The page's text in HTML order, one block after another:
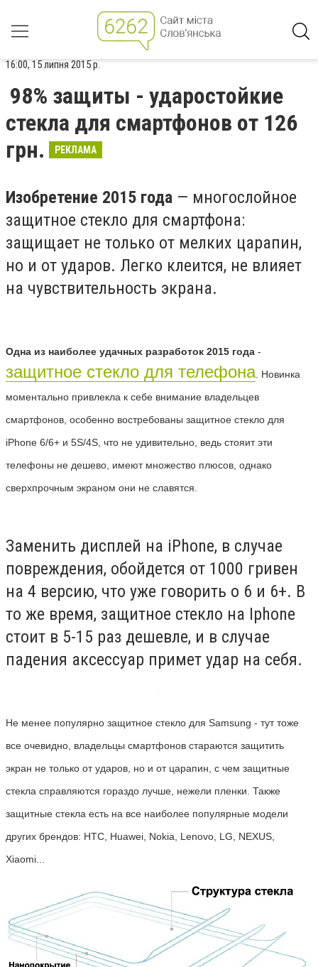
16:00, 15 липня 2015 р.
98% защиты - ударостойкие
стекла для смартфонов от 126
грн.
РЕКЛАМА
Изобретение 2015 года — многослойное
защитное стекло для смартфона:
защищает не только от мелких царапин,
но и от ударов. Легко клеится, не влияет
на чувствительность экрана.
Одна из наиболее удачных разработок 2015 года -
защитное стекло для телефона. Новинка
моментально привлекла к себе внимание владельцев
смартфонов, особенно востребованы защитное стекло для
iPhone 6/6+ и 5S/4S , что не удивительно, ведь стояит эти
телефоны не дешево, имеют множество плюсов, однако
сверхпрочным экраном они не славятся.
Заменить дисплей на iPhone, в случае
повреждения, обойдется от 1000 гривен
на 4 версию, что уже говорить о 6 и 6+. В
то же время, защитное стекло на Iphone
стоит в 5-15 раз дешевле, и в случае
падения аксессуар примет удар на себя.
Не менее популярно защитное стекло для Samsung - тут тоже
все очевидно, владельцы смартфонов стараются защитить
экран не только от ударов, но и от царапин, с чем защитные
стекла справляются гораздо лучше, нежели пленки. Также
защитные стекла есть на все наиболее популярные модели
других брендов: HTC, Huawei, Nokia, Lenovo, LG, NEXUS,
Xiaomi...